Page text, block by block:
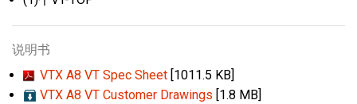
说明书
VTX A8 VT Spec Sheet [1011.5 KB]
VTX A8 VT Customer Drawings [1.8 MB]